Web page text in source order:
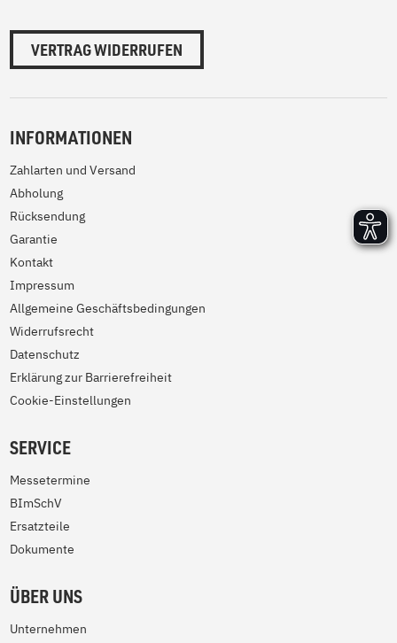
VERTRAG WIDERRUFEN
INFORMATIONEN
Zahlarten und Versand
Abholung
Rücksendung
Garantie
Kontakt
Impressum
Allgemeine Geschäftsbedingungen
Widerrufsrecht
Datenschutz
Erklärung zur Barrierefreiheit
Cookie-Einstellungen
SERVICE
Messetermine
BImSchV
Ersatzteile
Dokumente
ÜBER UNS
Unternehmen